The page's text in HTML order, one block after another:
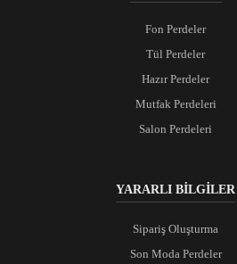
Fon Perdeler
Tül Perdeler
Hazır Perdeler
Mutfak Perdeleri
Salon Perdeleri
YARARLI BİLGİLER
Sipariş Oluşturma
Son Moda Perdeler